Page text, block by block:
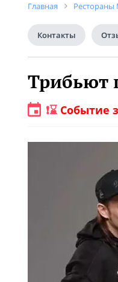
Главная Рестораны
Контакты
Трибьют
❗⌛️ Событие